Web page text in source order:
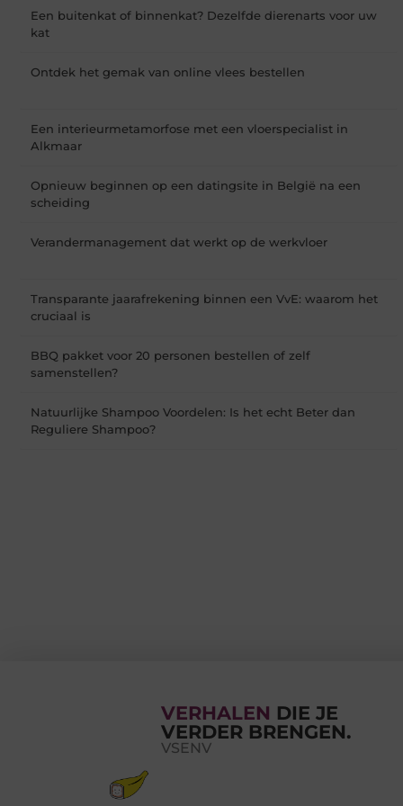
Een buitenkat of binnenkat? Dezelfde dierenarts voor uw
kat
Ontdek het gemak van online vlees bestellen
Een interieurmetamorfose met een vloerspecialist in
Alkmaar
Opnieuw beginnen op een datingsite in België na een
scheiding
Verandermanagement dat werkt op de werkvloer
Transparante jaarafrekening binnen een VvE: waarom het
cruciaal is
BBQ pakket voor 20 personen bestellen of zelf
samenstellen?
Natuurlijke Shampoo Voordelen: Is het echt Beter dan
Reguliere Shampoo?
VERHALEN DIE JE
VERDER BRENGEN.
VSENV